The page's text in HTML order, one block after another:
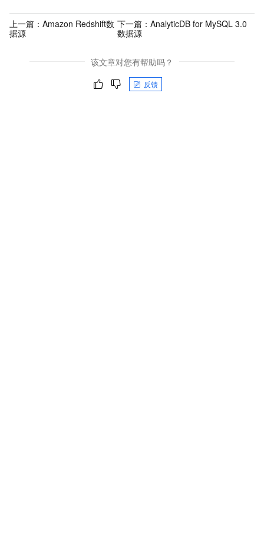
上一篇： Amazon Redshift数
据源
下一篇：AnalyticDB for MySQL 3.0
数据源
该文章对您有帮助吗？
反馈